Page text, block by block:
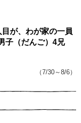
が、わが家の一員
子（だんご）4兄
（7/30～8/6）